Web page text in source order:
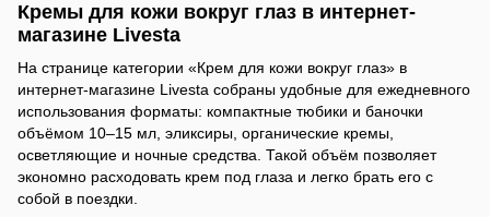
Кремы для кожи вокруг глаз в интернет-
магазине Livesta
На странице категории «Крем для кожи вокруг глаз» в
интернет-магазине Livesta собраны удобные для ежедневного
использования форматы: компактные тюбики и баночки
объёмом 10–15 мл, эликсиры, органические кремы,
осветляющие и ночные средства. Такой объём позволяет
экономно расходовать крем под глаза и легко брать его с
собой в поездки.